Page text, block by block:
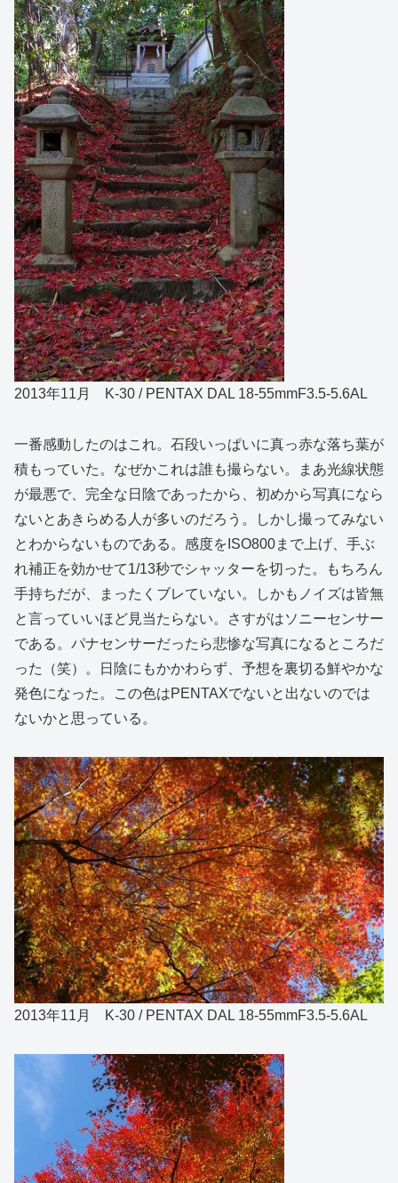
2013年11月 K-30 / PENTAX DAL 18-55mmF3.5-5.6AL
一番感動したのはこれ。石段いっぱいに真っ赤な落ち葉が
積もっていた。なぜかこれは誰も撮らない。まあ光線状態
が最悪で、完全な日陰であったから、初めから写真になら
ないとあきらめる人が多いのだろう。しかし撮ってみない
とわからないものである。感度をISO800まで上げ、手ぶ
れ補正を効かせて1/13秒でシャッターを切った。もちろん
手持ちだが、まったくブレていない。しかもノイズは皆無
と言っていいほど見当たらない。さすがはソニーセンサー
である。パナセンサーだったら悲惨な写真になるところだ
った（笑）。日陰にもかかわらず、予想を裏切る鮮やかな
発色になった。この色はPENTAXでないと出ないのでは
ないかと思っている。
2013年11月 K-30 / PENTAX DAL 18-55mmF3.5-5.6AL